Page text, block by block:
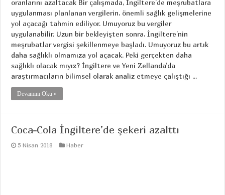
oranlarını azaltacak Bir çalışmada, İngiltere’de meşrubatlara
uygulanması planlanan vergilerin, önemli sağlık gelişmelerine
yol açacağı tahmin ediliyor. Umuyoruz bu vergiler
uygulanabilir. Uzun bir bekleyişten sonra, İngiltere’nin
meşrubatlar vergisi şekillenmeye başladı. Umuyoruz bu artık
daha sağlıklı olmamıza yol açacak. Peki gerçekten daha
sağlıklı olacak mıyız? İngiltere ve Yeni Zellanda’da
araştırmacıların bilimsel olarak analiz etmeye çalıştığı ...
Devamını Oku »
Coca-Cola İngiltere’de şekeri azalttı
5 Nisan 2018 Haber